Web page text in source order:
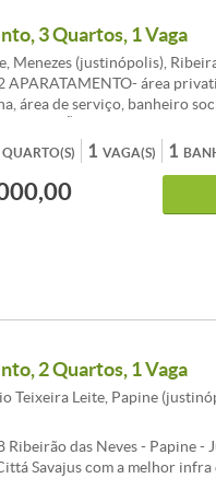
- Portão Eletrônico -
3 Quartos, 1 Vaga
Menezes (justinópolis),
APARATAMENTO- área
área de serviço, banheiro
na porta e ampla área
posto de gasolina, grandes
FACILITADA -
CHAVES Agenda sua visita
QUARTO(S) VAGA(S)
1 1
2 Quartos, 1 Vaga
Teixeira Leite, Papine
Ribeirão das Neves - Papine
Savajus com a melhor